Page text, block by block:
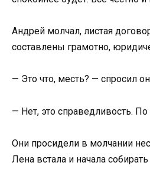
Андрей молчал, листая
составлены грамотно,
— Это что, месть? — спросил
— Нет, это справедливость. По
Они просидели в молчании
Лена встала и начала